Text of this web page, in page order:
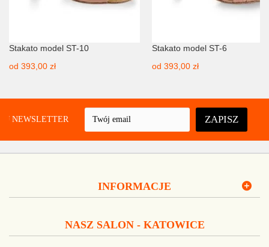
Stakato model ST-10
od 393,00 zł
Stakato model ST-6
od 393,00 zł
NEWSLETTER ZAPISZ
INFORMACJE
NASZ SALON - KATOWICE